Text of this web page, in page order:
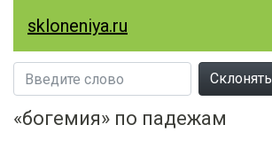
skloneniya.ru
Склонять
«богемия» по падежам